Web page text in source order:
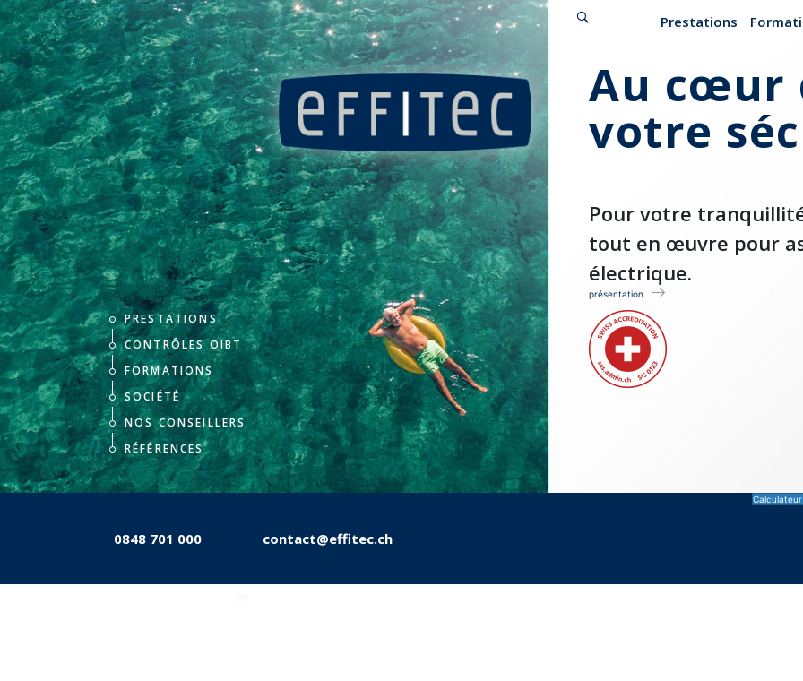
Panneau de gestion des cookies
Prestations
Au cœur
votre
Pour votre
tout en œuvre pour
électrique.
présentation
PRESTATIONS
CONTRÔLES OIBT
FORMATIONS
SOCIÉTÉ
NOS CONSEILLERS
RÉFÉRENCES
0848 701 000 contact@effitec.ch